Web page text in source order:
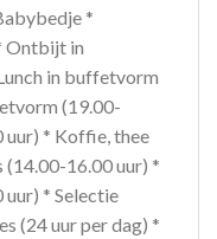
*
Ontbijt in
in buffetvorm
(19.00-
uur) * Koffie, thee
(14.00-16.00 uur) *
* Selectie
(24 uur per dag) *